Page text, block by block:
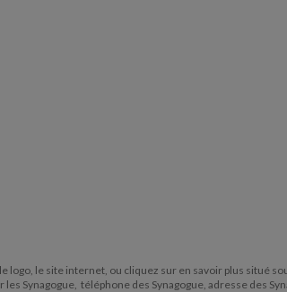
le site internet, ou cliquez sur en savoir plus situé
Synagogue, téléphone des Synagogue, adresse des